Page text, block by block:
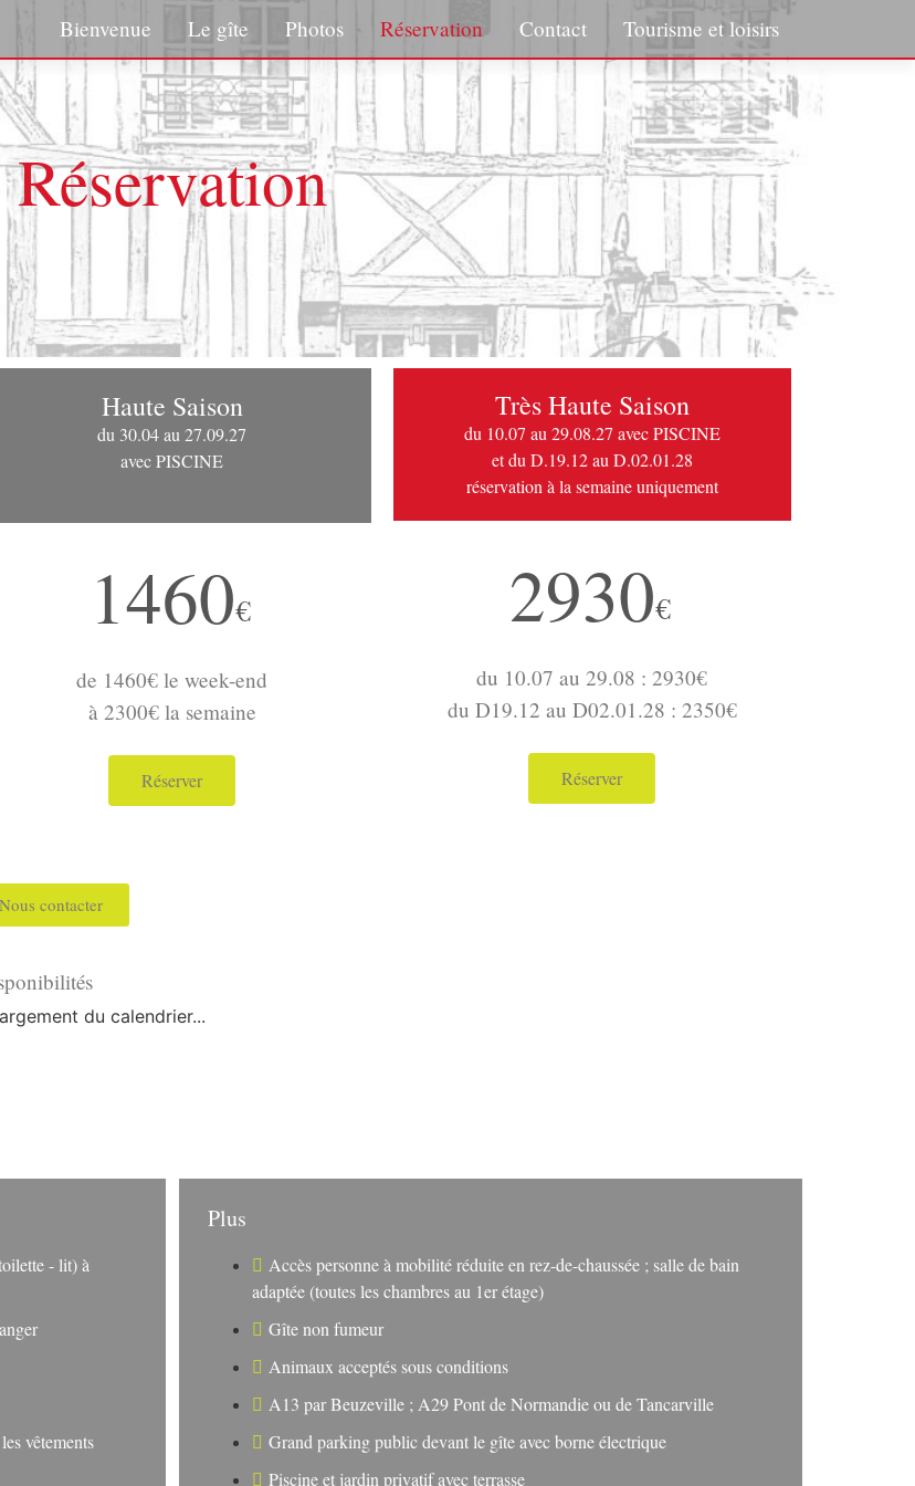
Bienvenue Le gîte Photos Réservation Contact Tourisme et loisirs
Réservation
Haute Saison
du 30.04 au 27.09.27
avec PISCINE
1460€
de 1460€ le week-end
à 2300€ la semaine
Réserver
Très Haute Saison
du 10.07 au 29.08.27 avec PISCINE
et du D.19.12 au D.02.01.28
réservation à la semaine uniquement
2930€
du 10.07 au 29.08 : 2930€
du D19.12 au D02.01.28 : 2350€
Réserver
Nous contacter
du calendrier...
- lit) à
vêtements
Plus
Accès personne à mobilité réduite en rez-de-chaussée ; salle de bain
adaptée (toutes les chambres au 1er étage)
Gîte non fumeur
Animaux acceptés sous conditions
A13 par Beuzeville ; A29 Pont de Normandie ou de Tancarville
Grand parking public devant le gîte avec borne électrique
Piscine et jardin privatif avec terrasse